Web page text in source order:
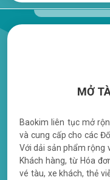
MỞ
Baokim liên tục mở
và cung cấp cho các
Với dải sản phẩm rộng
Khách hàng, từ Hóa
vé tàu, xe khách, thẻ